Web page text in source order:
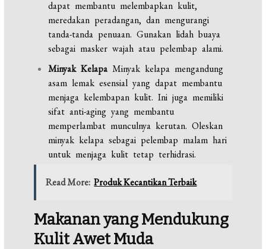
dapat membantu melembapkan kulit,
meredakan peradangan, dan mengurangi
tanda-tanda penuaan. Gunakan lidah buaya
sebagai masker wajah atau pelembap alami.
Minyak KelapaMinyak kelapa mengandung
asam lemak esensial yang dapat membantu
menjaga kelembapan kulit. Ini juga memiliki
sifat anti-aging yang membantu
memperlambat munculnya kerutan. Oleskan
minyak kelapa sebagai pelembap malam hari
untuk menjaga kulit tetap terhidrasi.
Read More: Produk Kecantikan Terbaik
Makanan yang Mendukung
Kulit Awet Muda